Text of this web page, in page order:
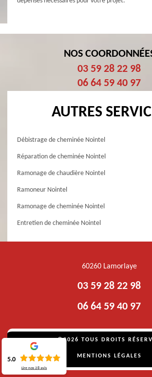
NOS
03 59 28 22 98
06 64 59 40 97
AUTRES
Débistrage de cheminée Nointel
Réparation de cheminée Nointel
Ramonage de chaudière Nointel
Ramoneur Nointel
Ramonage de cheminée Nointel
Entretien de cheminée Nointel
60260 Lamorlaye
03 59 28 22 98
06 64 59 40 97
©2026 TOUS DROITS
MENTIONS LÉGALES
5.0
Lire nos28 avis